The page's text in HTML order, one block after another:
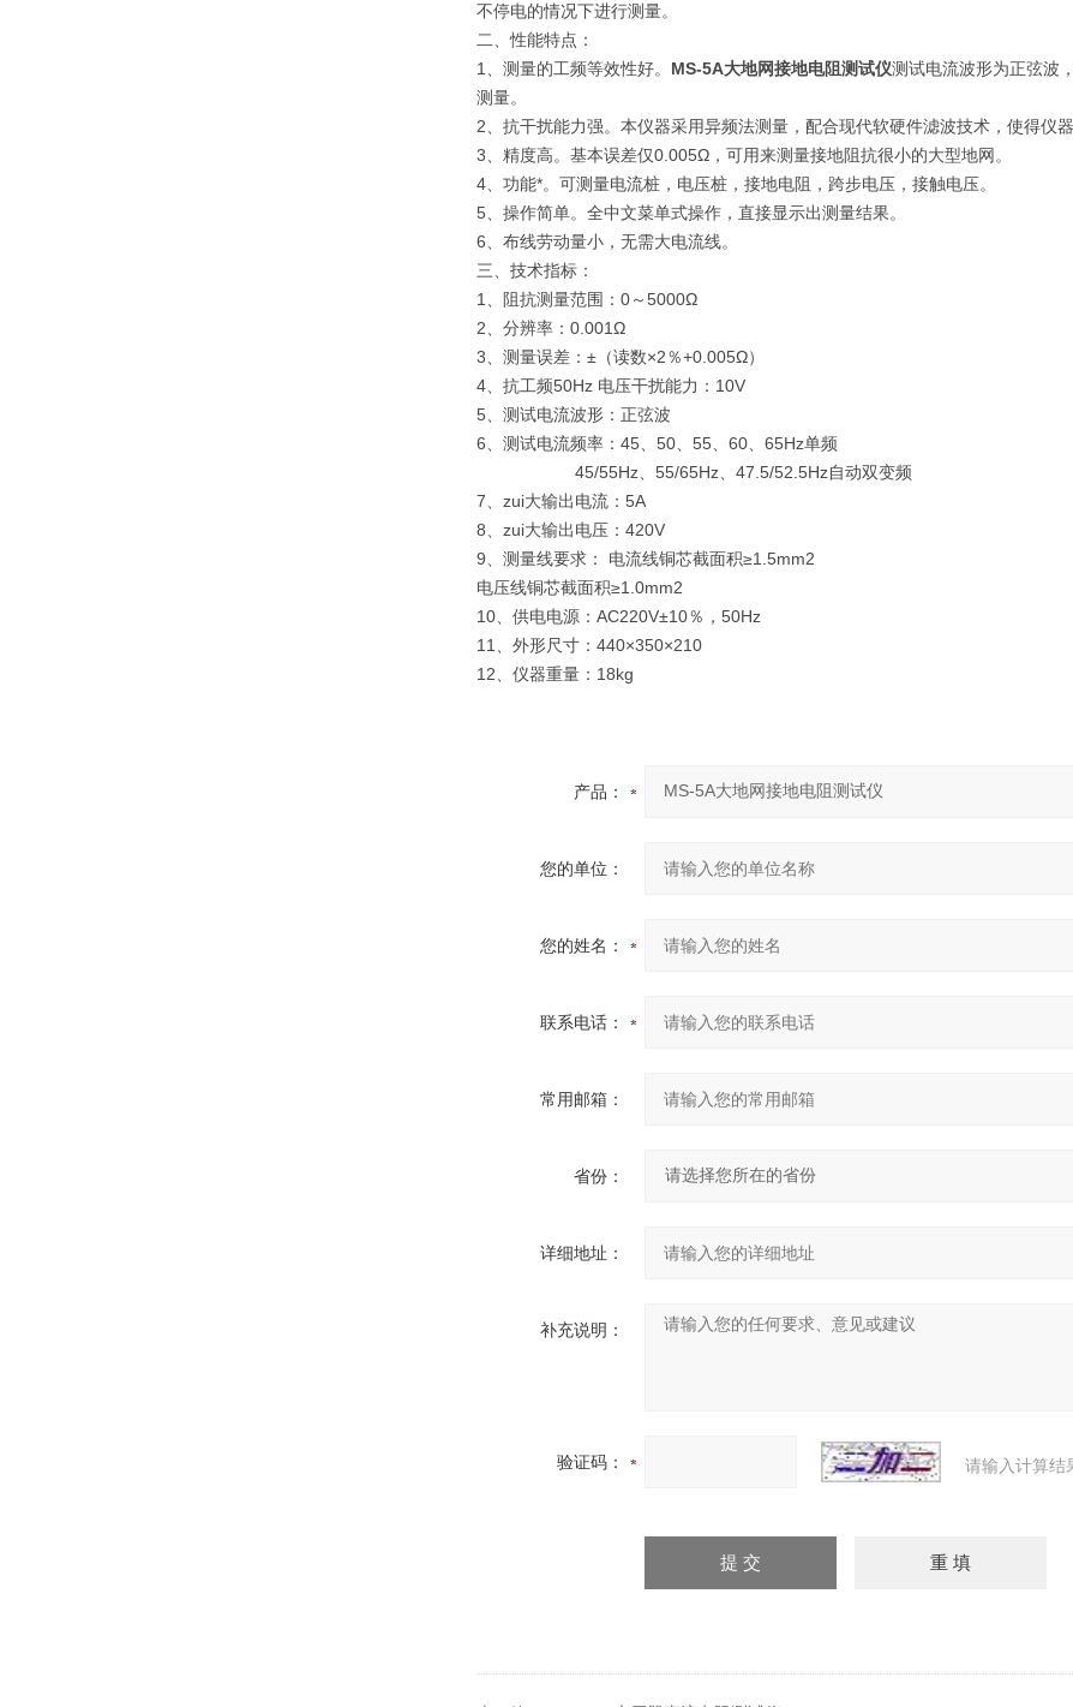
不停电的情况下进行测量。
二、性能特点：
1、测量的工频等效性好。 MS-5A大地网接地电阻测试仪测试电流波形为正弦波
测量。
2、抗干扰能力强。本仪器采用异频法测量，配合现代软硬件滤波技术，使得仪
3、精度高。基本误差仅0.005Ω，可用来测量接地阻抗很小的大型地网。
4、功能*。 可测量电流桩，电压桩，接地电阻，跨步电压，接触电压。
5、操作简单。全中文菜单式操作，直接显示出测量结果。
6、布线劳动量小，无需大电流线。
三、技术指标：
1、阻抗测量范围：0～5000Ω
2、分辨率：0.001Ω
3、测量误差：±（读数×2％+0.005Ω）
4、抗工频50Hz 电压干扰能力：10V
5、测试电流波形：正弦波
6、测试电流频率：45、50、55、60、65Hz单频
45/55Hz、55/65Hz、47.5/52.5Hz自动双变频
7、zui大输出电流：5A
8、zui大输出电压：420V
9、测量线要求： 电流线铜芯截面积≥1.5mm2
电压线铜芯截面积≥1.0mm2
10、供电电源：AC220V±10％，50Hz
11、外形尺寸：440×350×210
12、仪器重量：18kg
产品：
您的单位：
您的姓名：
联系电话：
常用邮箱：
省份：
详细地址：
补充说明：
验证码： 请输入计算结